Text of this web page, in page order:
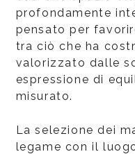
profondamente
pensato per
tra ciò che ha
valorizzato dalle
espressione di
misurato.
La selezione dei
legame con il